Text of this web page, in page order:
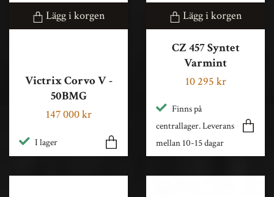
Lägg i korgen
Victrix Corvo V -
50BMG
147 000 kr
I lager
Lägg i korgen
CZ 457 Syntet
Varmint
10 295 kr
Finns på
centrallager. Leverans
mellan 10-15 dagar